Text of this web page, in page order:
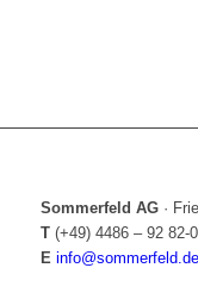
Sommerfeld AG ·
T(+49) 4486 – 92 82-0
E info@sommerfeld.de